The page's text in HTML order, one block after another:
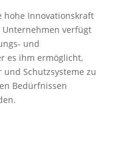
hohe Innovationskraft
Unternehmen verfügt
und
es ihm ermöglicht,
Schutzsysteme zu
Bedürfnissen